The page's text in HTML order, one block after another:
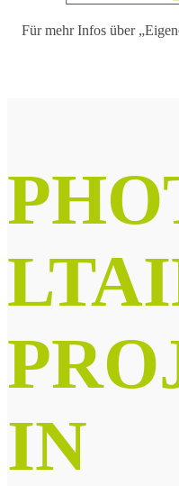
Für mehr Infos über
IN